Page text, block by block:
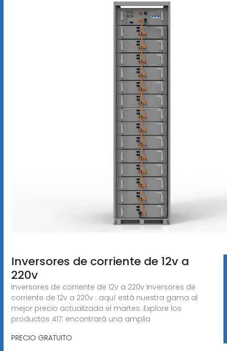
Inversores de corriente de 12v a
220v
Inversores de corriente de 12v a 220v Inversores de
corriente de 12v a 220v : aquí está nuestra gama al
mejor precio actualizada el martes. Explore los
productos 417: encontrará una amplia
PRECIO GRATUITO